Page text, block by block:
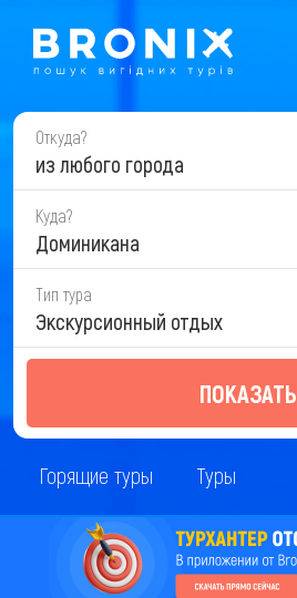
Откуда?
из любого города
Куда?
Доминикана
Тип тура
Экскурсионный отдых
ПОКАЗАТЬ
Горящие туры Туры